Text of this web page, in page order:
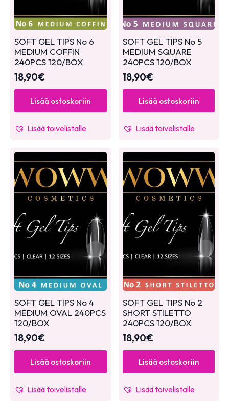
SOFT GEL TIPS No 6
MEDIUM COFFIN
240PCS 120/BOX
18,90€
Lisää ostoskoriin
Lisää toivelistalle
SOFT GEL TIPS No 5
MEDIUM SQUARE
240PCS 120/BOX
18,90€
Lisää ostoskoriin
Lisää toivelistalle
SOFT GEL TIPS No 4
MEDIUM OVAL 240PCS
120/BOX
18,90€
Lisää ostoskoriin
Lisää toivelistalle
SOFT GEL TIPS No 2
SHORT STILETTO
240PCS 120/BOX
18,90€
Lisää ostoskoriin
Lisää toivelistalle